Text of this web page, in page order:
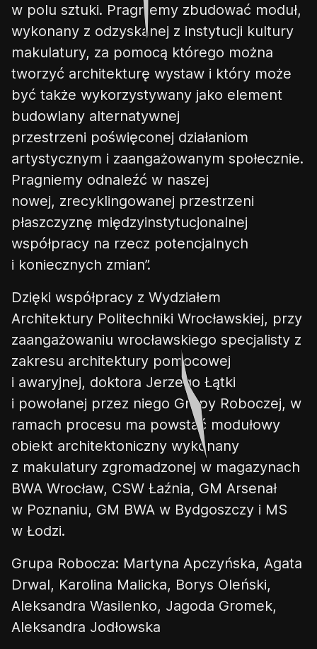
w polu sztuki. Pragniemy zbudować moduł,
wykonany z odzyskanej z instytucji kultury
makulatury, za pomocą którego można
tworzyć architekturę wystaw i który może
być także wykorzystywany jako element
budowlany alternatywnej
przestrzeni poświęconej działaniom
artystycznym i zaangażowanym społecznie.
Pragniemy odnaleźć w naszej
nowej, zrecyklingowanej przestrzeni
płaszczyznę międzyinstytucjonalnej
współpracy na rzecz potencjalnych
i koniecznych zmian”.
Dzięki współpracy z Wydziałem
Architektury Politechniki Wrocławskiej, przy
zaangażowaniu wrocławskiego specjalisty z
zakresu architektury pomocowej
i awaryjnej, doktora Jerzego Łątki
i powołanej przez niego Grupy Roboczej, w
ramach procesu ma powstać modułowy
obiekt architektoniczny wykonany
z makulatury zgromadzonej w magazynach
BWA Wrocław, CSW Łaźnia, GM Arsenał
w Poznaniu, GM BWA w Bydgoszczy i MS
w Łodzi.
Grupa Robocza: Martyna Apczyńska, Agata
Drwal, Karolina Malicka, Borys Oleński,
Aleksandra Wasilenko, Jagoda Gromek,
Aleksandra Jodłowska